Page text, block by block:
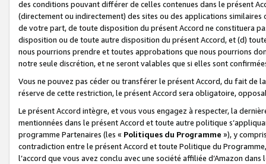
des conditions pouvant différer de celles contenues dans le présent
(directement ou indirectement) des sites ou des applications
de votre part, de toute disposition du présent Accord ne constituera
disposition ou de toute autre disposition du présent Accord, et (d)
nous pourrions prendre et toutes approbations que nous pourrions
notre seule discrétion, et ne seront valables que si elles sont
Vous ne pouvez pas céder ou transférer le présent Accord, du fait de
réserve de cette restriction, le présent Accord sera obligatoire,
Le présent Accord intègre, et vous vous engagez à respecter, la
mentionnées dans le présent Accord et toute autre politique
programme Partenaires (les « Politiques du Programme »), y
contradiction entre le présent Accord et toute Politique du
l’accord que vous avez conclu avec une société affiliée d’Amazon